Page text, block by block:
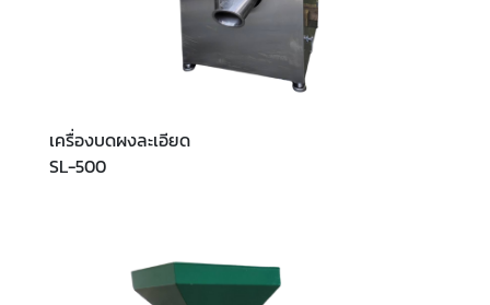
เครื่องบดผงละเอียด
SL-500